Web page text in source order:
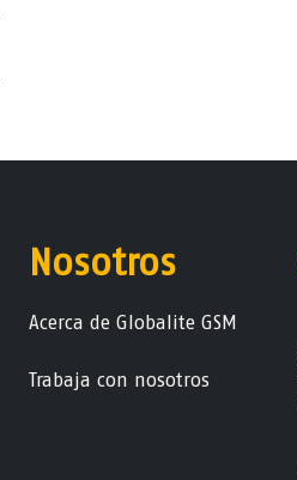
Nosotros
Acerca de Globalite GSM
Trabaja con nosotros